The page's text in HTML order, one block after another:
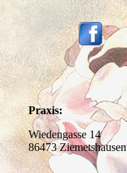
Praxis:
Wiedengasse 14
86473 Ziemetshausen